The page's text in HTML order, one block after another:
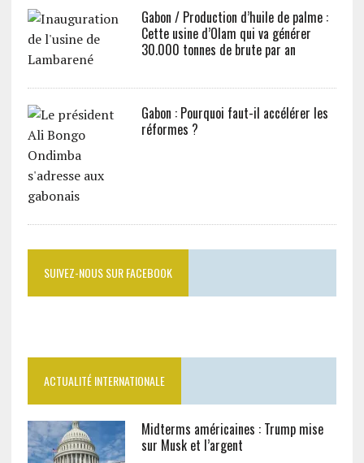
Gabon / Production d’huile de palme :
Cette usine d’Olam qui va générer
30.000 tonnes de brute par an
Gabon : Pourquoi faut-il accélérer les
réformes ?
SUIVEZ-NOUS SUR FACEBOOK
ACTUALITÉ INTERNATIONALE
Midterms américaines : Trump mise
sur Musk et l’argent